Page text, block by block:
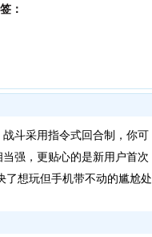
：
斗采用指令式回合制，你可
强，更贴心的是新用户首次
了想玩但手机带不动的尴尬处